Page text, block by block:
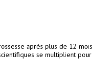
après plus de 12
se multiplient